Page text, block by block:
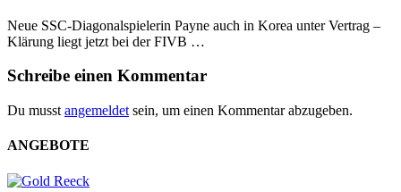
Neue SSC-Diagonalspielerin Payne auch in Korea unter Vertrag –
Klärung liegt jetzt bei der FIVB …
Schreibe einen Kommentar
Du musst angemeldet sein, um einen Kommentar abzugeben.
ANGEBOTE